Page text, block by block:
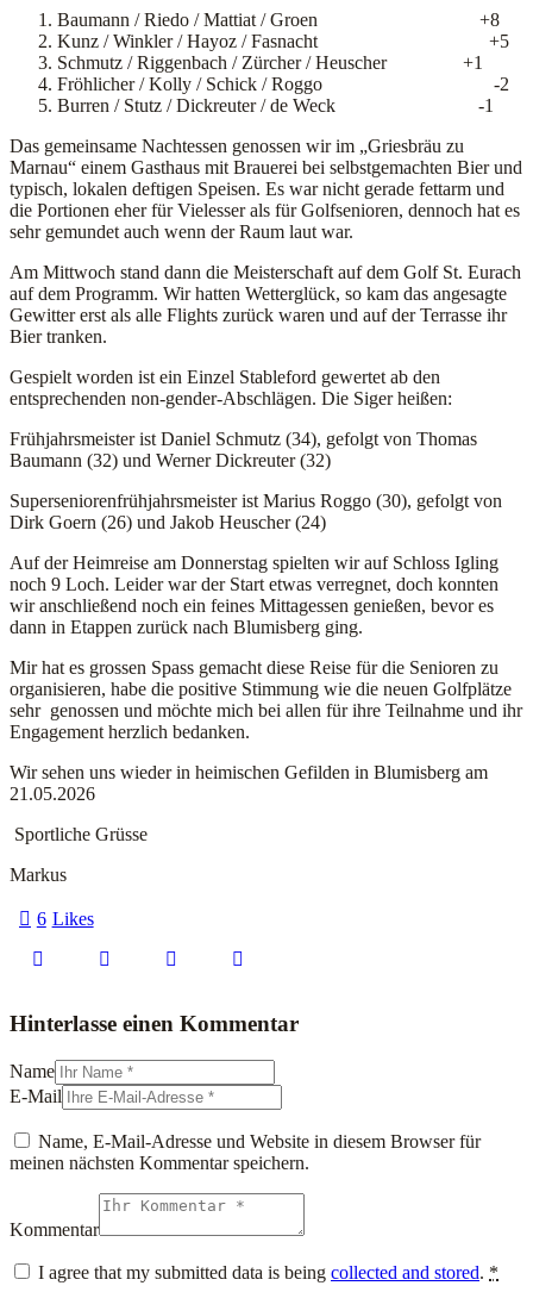
Baumann / Riedo / Mattiat / Groen +8
Kunz / Winkler / Hayoz / Fasnacht +5
Schmutz / Riggenbach / Zürcher / Heuscher +1
Fröhlicher / Kolly / Schick / Roggo -2
Burren / Stutz / Dickreuter / de Weck -1
Das gemeinsame Nachtessen genossen wir im „Griesbräu zu
Marnau“ einem Gasthaus mit Brauerei bei selbstgemachten Bier und
typisch, lokalen deftigen Speisen. Es war nicht gerade fettarm und
die Portionen eher für Vielesser als für Golfsenioren, dennoch hat es
sehr gemundet auch wenn der Raum laut war.
Am Mittwoch stand dann die Meisterschaft auf dem Golf St. Eurach
auf dem Programm. Wir hatten Wetterglück, so kam das angesagte
Gewitter erst als alle Flights zurück waren und auf der Terrasse ihr
Bier tranken.
Gespielt worden ist ein Einzel Stableford gewertet ab den
entsprechenden non-gender-Abschlägen. Die Siger heißen:
Frühjahrsmeister ist Daniel Schmutz (34), gefolgt von Thomas
Baumann (32) und Werner Dickreuter (32)
Superseniorenfrühjahrsmeister ist Marius Roggo (30), gefolgt von
Dirk Goern (26) und Jakob Heuscher (24)
Auf der Heimreise am Donnerstag spielten wir auf Schloss Igling
noch 9 Loch. Leider war der Start etwas verregnet, doch konnten
wir anschließend noch ein feines Mittagessen genießen, bevor es
dann in Etappen zurück nach Blumisberg ging.
Mir hat es grossen Spass gemacht diese Reise für die Senioren zu
organisieren, habe die positive Stimmung wie die neuen Golfplätze
sehr genossen und möchte mich bei allen für ihre Teilnahme und ihr
Engagement herzlich bedanken.
Wir sehen uns wieder in heimischen Gefilden in Blumisberg am
21.05.2026
Sportliche Grüsse
Markus
6 Likes
Hinterlasse einen Kommentar
Name
E-Mail
Name, E-Mail-Adresse und Website in diesem Browser für
meinen nächsten Kommentar speichern.
Kommentar
I agree that my submitted data is being collected and stored. *